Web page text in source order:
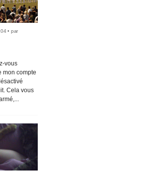
• par
vous
mon compte
Cela vous